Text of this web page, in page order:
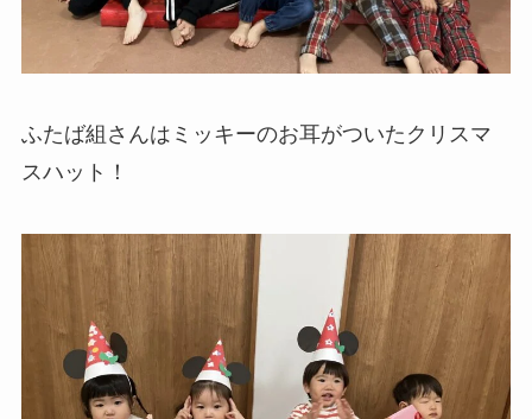
ふたば組さんはミッキーのお耳がついたクリスマ
スハット！